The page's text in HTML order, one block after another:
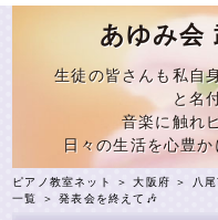
あゆみ会
生徒の皆さんも私自
と名
音楽に触れ
日々の生活を心豊
ピアノ教室ネット ＞大阪府 ＞ 八
一覧
＞ 発表会を終えて🎶